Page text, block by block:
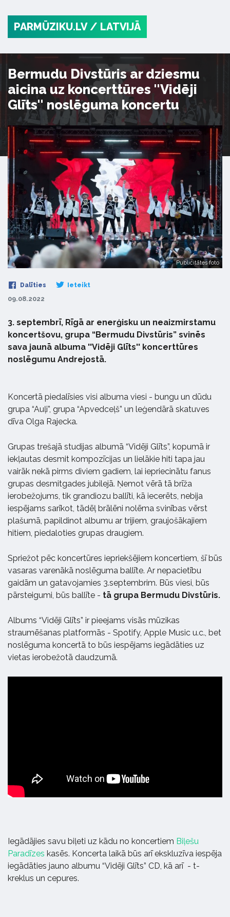
PARMŪZIKU.LV / LATVIJĀ
Bermudu Divstūris ar dziesmu
aicina uz koncerttūres ''Vidēji
Glīts'' noslēguma koncertu
Publicitātes foto
Dalīties Ieteikt
09.08.2022
3. septembrī, Rīgā ar enerģisku un neaizmirstamu
koncertšovu, grupa “Bermudu Divstūris” svinēs
sava jaunā albuma ''Vidēji Glīts'' koncerttūres
noslēgumu Andrejostā.
Koncertā piedalīsies visi albuma viesi - bungu un dūdu
grupa “Auļi”, grupa “Apvedceļš” un leģendārā skatuves
dīva Olga Rajecka.
Grupas trešajā studijas albumā “Vidēji Glīts”, kopumā ir
iekļautas desmit kompozīcijas un lielākie hiti tapa jau
vairāk nekā pirms diviem gadiem, lai iepriecinātu fanus
grupas desmitgades jubilejā. Ņemot vērā tā brīža
ierobežojums, tik grandiozu ballīti, kā iecerēts, nebija
iespējams sarīkot, tādēļ brālēni nolēma svinības vērst
plašumā, papildinot albumu ar trijiem, graujošākajiem
hitiem, piedaloties grupas draugiem.
Spriežot pēc koncertūres iepriekšējiem koncertiem, šī būs
vasaras varenākā noslēguma ballīte. Ar nepacietību
gaidām un gatavojamies 3.septembrim. Būs viesi, būs
pārsteigumi, būs ballīte - tā grupa Bermudu Divstūris.
Albums “Vidēji Glīts” ir pieejams visās mūzikas
straumēšanas platformās - Spotify, Apple Music u.c., bet
noslēguma koncertā to būs iespējams iegādāties uz
vietas ierobežotā daudzumā.
Iegādājies savu biļeti uz kādu no koncertiem Biļešu
Paradīzes kasēs. Koncerta laikā būs arī ekskluzīva iespēja
iegādāties jauno albumu “Vidēji Glīts” CD, kā arī - t-
kreklus un cepures.